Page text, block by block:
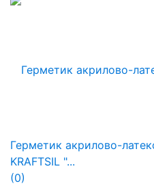
Герметик акрилово-
KRAFTSIL "...
(0)